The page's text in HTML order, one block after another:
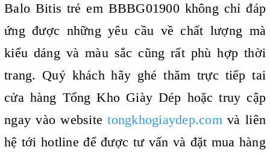
Balo Bitis trẻ em BBBG01900 không chỉ đáp
ứng được những yêu cầu về chất lượng mà
kiểu dáng và màu sắc cũng rất phù hợp thời
trang. Quý khách hãy ghé thăm trực tiếp tai
cửa hàng Tổng Kho Giày Dép hoặc truy cập
ngay vào websitetongkhogiaydep.comvà liên
hệ tới hotline để được tư vấn và đặt mua hàng